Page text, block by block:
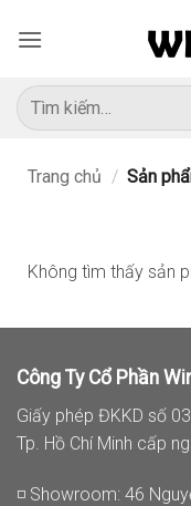
qua
dung
Tìm
kiếm:
Trang chủ / Sản
Không tìm thấy sản
Công Ty Cổ Phần
Giấy phép ĐKKD số
Tp. Hồ Chí Minh cấp
◽ Showroom: 46